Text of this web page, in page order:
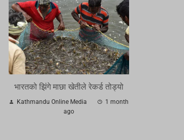
भारतको झिंगे माछा खेतीले रेकर्ड तोड्यो
Kathmandu Online Media
1 month
ago